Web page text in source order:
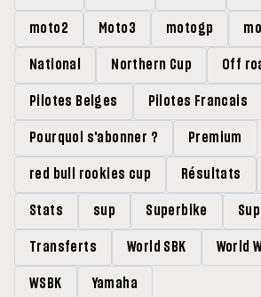
moto2 Moto3 motogp
National Northern Cup Off
Pilotes Belges Pilotes Francais
Pourquoi s'abonner ? Premium
red bull rookies cup Résultats
Stats sup Superbike
Transferts World SBK World
WSBK Yamaha